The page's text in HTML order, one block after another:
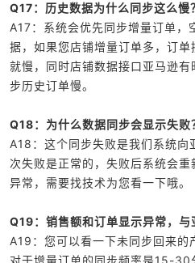
Q17：历史数据为什么同步这么慢？
A17：系统会优先同步增量订单，
据，如果您店铺增量订单多，订
就慢，同时店铺数据接口亚马逊
步历史订单慢。
Q18：为什么数据同步会显示失败
A18：这个同步失败是我们系统向
次失败是正常的，失败后系统会
异常，需要找技术为您看一下哦。
Q19：销售额和订单显示异常，与
A19：您可以看一下未同步回来的
对于增量订单的同步频率是15-30